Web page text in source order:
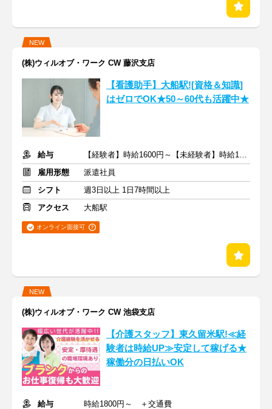
NEW
(株)ウィルオブ・ワーク CW 藤沢支店
【看護助手】大船駅![資格＆知識]
はゼロでOK★50～60代も活躍中★
給与
【経験者】時給1600円～【未経験者】時給1500円～ ＋交通費
雇用形態
派遣社員
シフト
週3日以上 1日7時間以上
アクセス
大船駅
オンライン面接可
NEW
(株)ウィルオブ・ワーク CW 池袋支店
【介護スタッフ】東久留米駅!≪経
験者は時給UP≫安定して稼げる★
稼働分の日払いOK
給与
時給1800円～ ＋交通費